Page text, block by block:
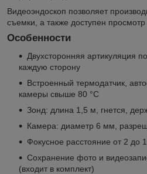
Видеоэндоскоп позволяет
съемки, а также доступен просмотр
Особенности
Двухсторонняя артикуляция
каждую сторону
Встроенный термодатчик,
камеры свыше 80 °С
Зонд: длина 1,5 м, гнется,
Камера: диаметр 6 мм,
Фокусное расстояние от 2 до
Сохранение фото и
(входит в комплект)